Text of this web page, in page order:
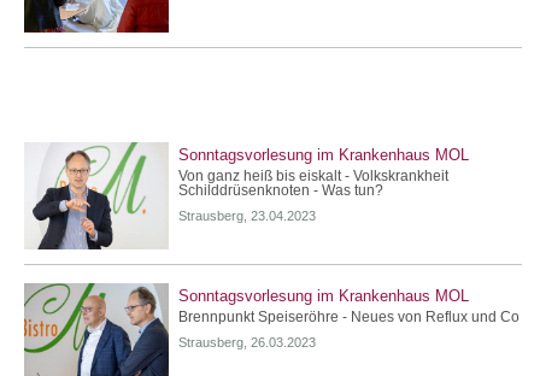
Sonntagsvorlesung im Krankenhaus MOL
Von ganz heiß bis eiskalt - Volkskrankheit
Schilddrüsenknoten - Was tun?
Strausberg, 23.04.2023
Sonntagsvorlesung im Krankenhaus MOL
Brennpunkt Speiseröhre - Neues von Reflux und Co
Strausberg, 26.03.2023